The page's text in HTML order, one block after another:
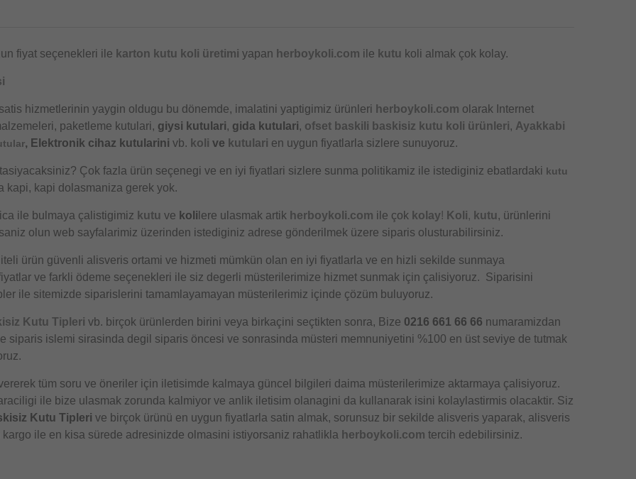
fiyat seçenekleri ile karton kutu koli üretimi yapan herboykoli.com ile kutu koli almak çok kolay.
hizmetlerinin yaygin oldugu bu dönemde, imalatini yaptigimiz ürünleri herboykoli.com olarak Internet
paketleme kutulari, giysi kutulari, gida kutulari, ofset baskili baskisiz kutu koli ürünleri, Ayakkabi
, Elektronik cihaz kutularini vb. koli ve kutulari en uygun fiyatlarla sizlere sunuyoruz.
Çok fazla ürün seçenegi ve en iyi fiyatlari sizlere sunma politikamiz ile istediginiz ebatlardaki kutu
kapi, kapi dolasmaniza gerek yok.
ile bulmaya çalistigimiz kutu ve koli lere ulasmak artik herboykoli.com ile çok kolay! Koli, kutu, ürünlerini
olun web sayfalarimiz üzerinden istediginiz adrese gönderilmek üzere siparis olusturabilirsiniz.
ürün güvenli alisveris ortami ve hizmeti mümkün olan en iyi fiyatlarla ve en hizli sekilde sunmaya
ve farkli ödeme seçenekleri ile siz degerli müsterilerimize hizmet sunmak için çalisiyoruz. Siparisini
ile sitemizde siparislerini tamamlayamayan müsterilerimiz içinde çözüm buluyoruz.
Kutu Tipleri vb. birçok ürünlerden birini veya birkaçini seçtikten sonra, Bize 0216 661 66 66 numaramizdan
islemi sirasinda degil siparis öncesi ve sonrasinda müsteri memnuniyetini %100 en üst seviye de tutmak
tüm soru ve öneriler için iletisimde kalmaya güncel bilgileri daima müsterilerimize aktarmaya çalisiyoruz.
ile bize ulasmak zorunda kalmiyor ve anlik iletisim olanagini da kullanarak isini kolaylastirmis olacaktir. Siz
Kutu Tipleri ve birçok ürünü en uygun fiyatlarla satin almak, sorunsuz bir sekilde alisveris yaparak, alisveris
ile en kisa sürede adresinizde olmasini istiyorsaniz rahatlikla herboykoli.com tercih edebilirsiniz.